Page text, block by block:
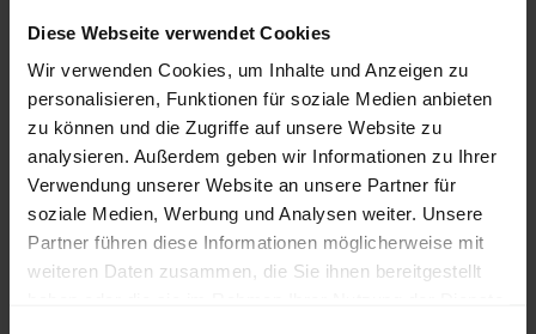
Diese Webseite verwendet Cookies
Wir verwenden Cookies, um Inhalte und Anzeigen zu
personalisieren, Funktionen für soziale Medien anbieten
zu können und die Zugriffe auf unsere Website zu
analysieren. Außerdem geben wir Informationen zu Ihrer
Verwendung unserer Website an unsere Partner für
soziale Medien, Werbung und Analysen weiter. Unsere
Partner führen diese Informationen möglicherweise mit
weiteren Daten zusammen, die Sie ihnen bereitgestellt
2025
2026
2026
250 €
300 €
Die aktuelle Preisentwicklung für Holzpellets in Deutschland
können Sie jederzeit auf unsererPelletspreise-Seite